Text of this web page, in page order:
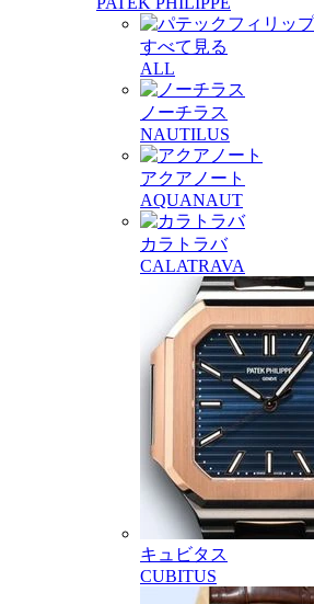
すべて見る
ALL
ノーチラス
NAUTILUS
アクアノート
AQUANAUT
カラトラバ
CALATRAVA
キュビタス
CUBITUS